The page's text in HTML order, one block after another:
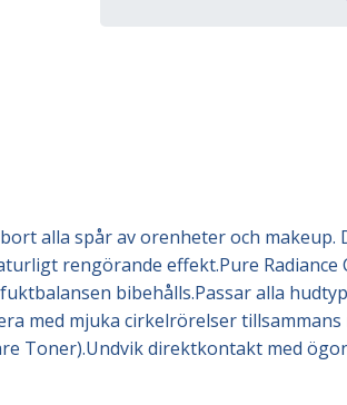
alla spår av orenheter och makeup.
rengörande effekt.Pure
bibehålls.Passar alla
med mjuka cirkelrörelser tillsammans
Toner).Undvik direktkontakt med